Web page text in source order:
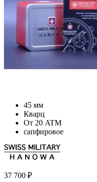
45 мм
Кварц
От 20 ATM
сапфировое
37 700 ₽